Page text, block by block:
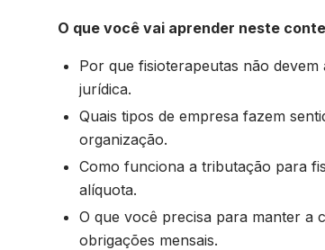
O que você vai aprender neste
Por que fisioterapeutas não
jurídica.
Quais tipos de empresa fazem
organização.
Como funciona a tributação para
alíquota.
O que você precisa para manter a
obrigações mensais.